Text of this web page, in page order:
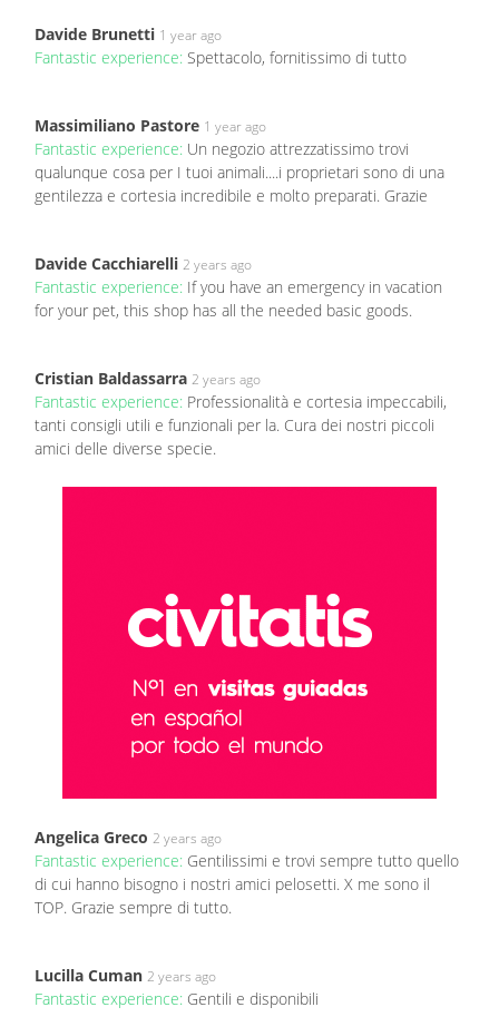
Davide Brunetti 1 year ago
Fantastic experience: Spettacolo, fornitissimo di tutto
Massimiliano Pastore 1 year ago
Fantastic experience: Un negozio attrezzatissimo trovi
qualunque cosa per I tuoi animali....i proprietari sono di una
gentilezza e cortesia incredibile e molto preparati. Grazie
Davide Cacchiarelli 2 years ago
Fantastic experience: If you have an emergency in vacation
for your pet, this shop has all the needed basic goods.
Cristian Baldassarra 2 years ago
Fantastic experience: Professionalità e cortesia impeccabili,
tanti consigli utili e funzionali per la. Cura dei nostri piccoli
amici delle diverse specie.
Angelica Greco 2 years ago
Fantastic experience: Gentilissimi e trovi sempre tutto quello
di cui hanno bisogno i nostri amici pelosetti. X me sono il
TOP. Grazie sempre di tutto.
Lucilla Cuman 2 years ago
Fantastic experience: Gentili e disponibili